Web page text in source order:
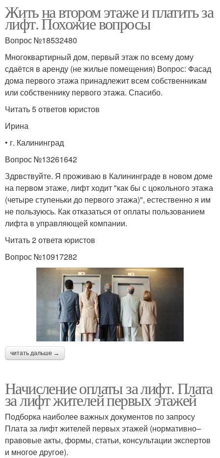
Жить на втором этаже и платить за
лифт. Похожие вопросы
Вопрос №18532480
Многоквартирный дом, первый этаж по всему дому
сдаётся в аренду (не жилые помещения) Вопрос: Фасад
дома первого этажа принадлежит всем собственникам
или собственнику первого этажа. Спасибо.
Читать 5 ответов юристов
Ирина
• г. Калининград
Вопрос №13261642
Здрвствуйте. Я проживаю в Калининграде в новом доме
на первом этаже, лифт ходит "как бы с цокольного этажа
(четыре ступеньки до первого этажа)", естественно я им
не пользуюсь. Как отказаться от оплаты пользованием
лифта в управляющей компании.
Читать 2 ответa юристов
Вопрос №10917282
читать дальше →
Начисление оплаты за лифт. Плата
за лифт жителей первых этажей
Подборка наиболее важных документов по запросу
Плата за лифт жителей первых этажей (нормативно–
правовые акты, формы, статьи, консультации экспертов
и многое другое).